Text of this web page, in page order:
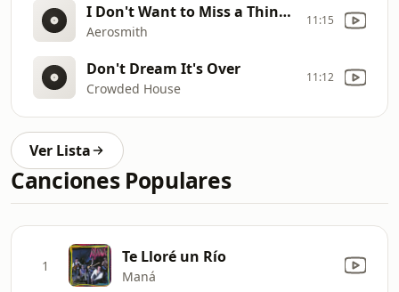
I Don't Want to Miss a Thing - From "Armageddon" Soundtrack
Aerosmith
11:15
Don't Dream It's Over
Crowded House
11:12
Ver Lista
Canciones Populares
1 Te Lloré un Río
Maná